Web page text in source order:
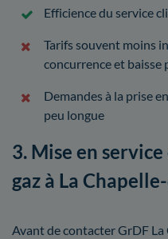
Efficience du service
Tarifs souvent moins
concurrence et baisse
Demandes à la prise
peu longue
3. Mise en
gaz à La
Avant de contacter GrDF